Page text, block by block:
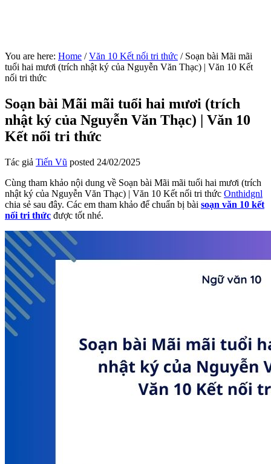
You are here: Home / Văn 10 Kết nối tri thức /Soạn bài Mãi mãi
tuổi hai mươi (trích nhật ký của Nguyễn Văn Thạc) | Văn 10 Kết
nối tri thức
Soạn bài Mãi mãi tuổi hai mươi (trích
nhật ký của Nguyễn Văn Thạc) | Văn 10
Kết nối tri thức
Tác giả Tiến Vũ posted 24/02/2025
Cùng tham khảo nội dung về Soạn bài Mãi mãi tuổi hai mươi (trích
nhật ký của Nguyễn Văn Thạc) | Văn 10 Kết nối tri thức Onthidgnl
chia sẻ sau đây. Các em tham khảo để chuẩn bị bài soạn văn 10 kết
nối tri thức được tốt nhé.